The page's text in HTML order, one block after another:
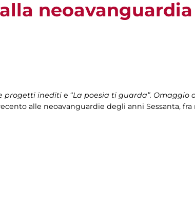
neoavanguardia
progetti inediti e “La poesia ti guarda”. Omaggio
alle neoavanguardie degli anni Sessanta, fra